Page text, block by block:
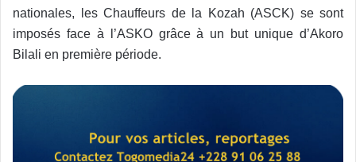
nationales, les Chauffeurs de la Kozah (ASCK) se sont
imposés face à l’ASKO grâce à un but unique d’Akoro
Bilali en première période.